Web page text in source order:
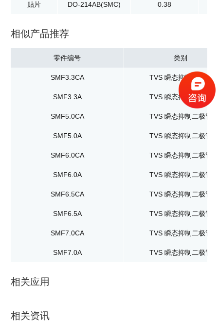
贴片 DO-214AB(SMC) 0.38
相似产品推荐
零件编号 类别
SMF3.3CA TVS 瞬态抑制二极管
SMF3.3A TVS 瞬态抑制二极管
SMF5.0CA TVS 瞬态抑制二极管
SMF5.0A TVS 瞬态抑制二极管
SMF6.0CA TVS 瞬态抑制二极管
SMF6.0A TVS 瞬态抑制二极管
SMF6.5CA TVS 瞬态抑制二极管
SMF6.5A TVS 瞬态抑制二极管
SMF7.0CA TVS 瞬态抑制二极管
SMF7.0A TVS 瞬态抑制二极管
相关应用
相关资讯